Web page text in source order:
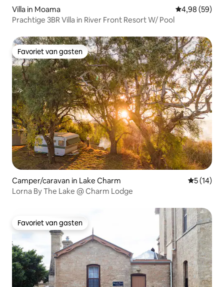
Villa in Moama Gemiddelde
4,98 (59)
Prachtige 3BR Villa in River Front Resort W/ Pool
Favoriet van gasten
Favoriet van gasten
Camper/caravan in Lake Charm
5 (14)
Lorna By The Lake @ Charm Lodge
Favoriet van gasten
Favoriet van gasten